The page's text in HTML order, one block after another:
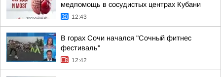
медпомощь в сосудистых центрах Кубани
12:43
В горах Сочи начался "Сочный фитнес
фестиваль"
12:42